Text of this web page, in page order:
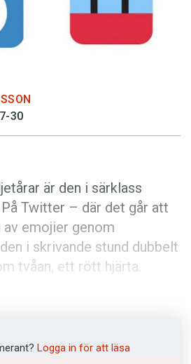
30
är den i särklass
Twitter – där det går att
av emojier genom
i skrivande stund dubbelt
tvåan, ett rött hjärta.
över att smilisen med
Logga in för att läsa